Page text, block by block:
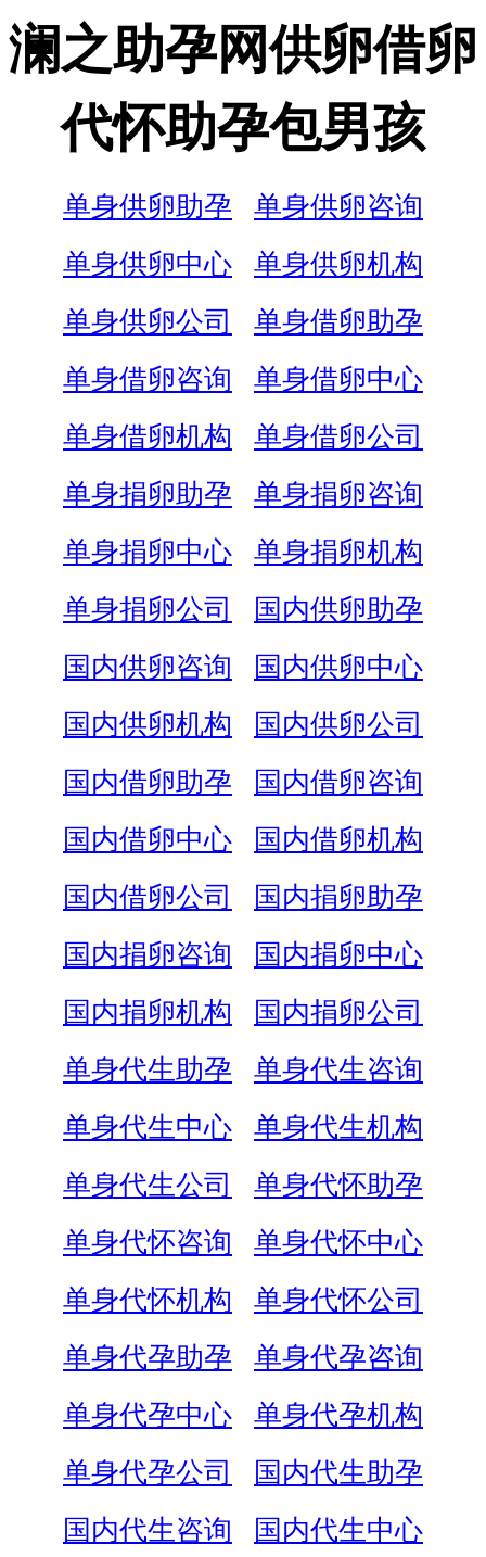
澜之助孕网供卵借卵
代怀助孕包男孩
单身供卵助孕
单身供卵咨询
单身供卵中心
单身供卵机构
单身供卵公司
单身借卵助孕
单身借卵咨询
单身借卵中心
单身借卵机构
单身借卵公司
单身捐卵助孕
单身捐卵咨询
单身捐卵中心
单身捐卵机构
单身捐卵公司
国内供卵助孕
国内供卵咨询
国内供卵中心
国内供卵机构
国内供卵公司
国内借卵助孕
国内借卵咨询
国内借卵中心
国内借卵机构
国内借卵公司
国内捐卵助孕
国内捐卵咨询
国内捐卵中心
国内捐卵机构
国内捐卵公司
单身代生助孕
单身代生咨询
单身代生中心
单身代生机构
单身代生公司
单身代怀助孕
单身代怀咨询
单身代怀中心
单身代怀机构
单身代怀公司
单身代孕助孕
单身代孕咨询
单身代孕中心
单身代孕机构
单身代孕公司
国内代生助孕
国内代生咨询
国内代生中心